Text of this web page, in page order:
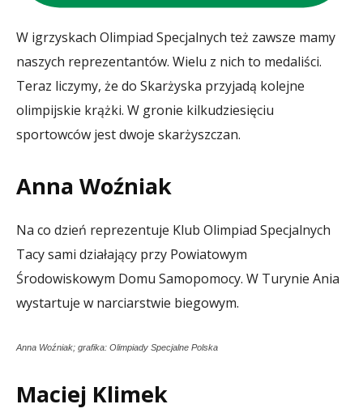
W igrzyskach Olimpiad Specjalnych też zawsze mamy
naszych reprezentantów. Wielu z nich to medaliści.
Teraz liczymy, że do Skarżyska przyjadą kolejne
olimpijskie krążki. W gronie kilkudziesięciu
sportowców jest dwoje skarżyszczan.
Anna Woźniak
Na co dzień reprezentuje Klub Olimpiad Specjalnych
Tacy sami działający przy Powiatowym
Środowiskowym Domu Samopomocy. W Turynie Ania
wystartuje w narciarstwie biegowym.
Anna Woźniak; grafika: Olimpiady Specjalne Polska
Maciej Klimek